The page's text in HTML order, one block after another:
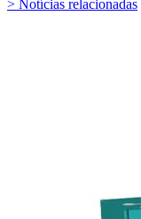
> Notícias relacionadas